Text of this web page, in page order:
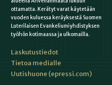
ottamatta. Kerätyt varat käytetään
vuoden kuluessa keräyksestä Suomen
Luterilaisen Evankeliumiyhdistyksen
työhön kotimaassa ja ulkomailla.
Laskutustiedot
Tietoa medialle
Uutishuone (epressi.com)